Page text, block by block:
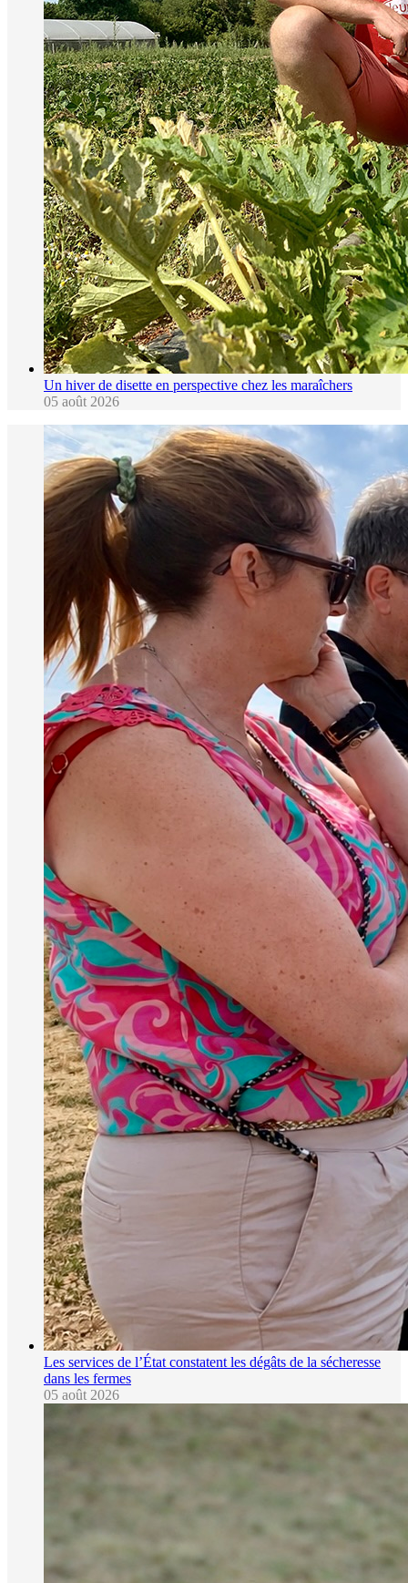
Un hiver de disette en perspective chez les maraîchers
05 août 2026
Les services de l’État constatent les dégâts de la sécheresse
dans les fermes
05 août 2026